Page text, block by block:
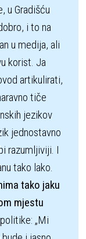
u Gradišću
i to na
u medija, ali
korist. Ja
artikulirati,
tiče
jezikov
jednostavno
razumljiviji. I
tako jaku
mjestu
„Mi